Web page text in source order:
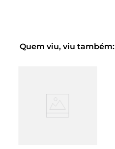
Quem viu, viu também: